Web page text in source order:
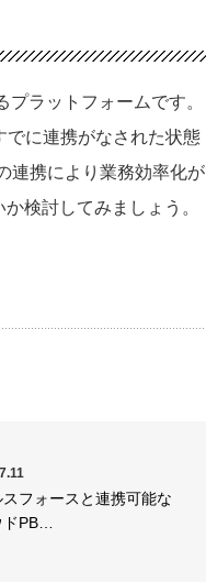
ラットフォームです。
に連携がなされた状態
連携により業務効率化が
検討してみましょう。
スフォースと連携可能な
PB…